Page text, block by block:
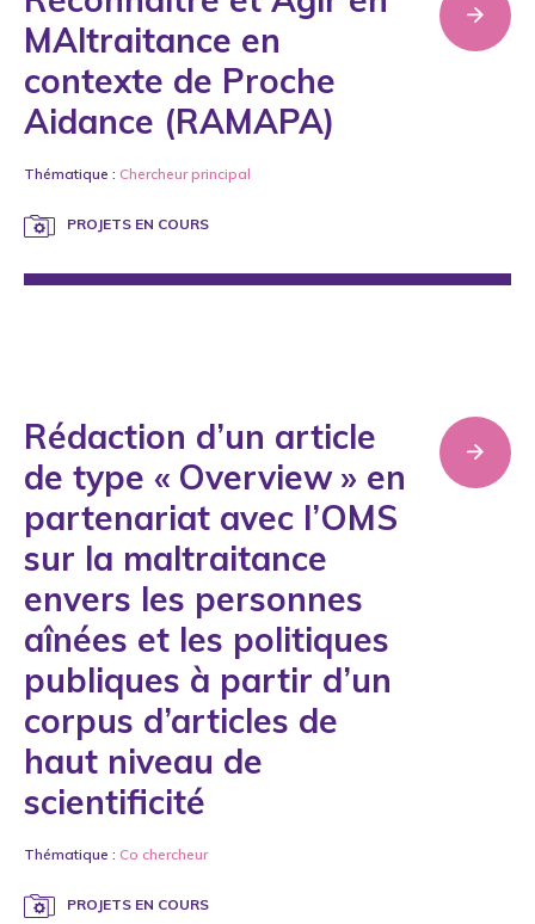
MAltraitance en
contexte de Proche
Aidance (RAMAPA)
Thématique : Chercheur principal
PROJETS EN COURS
Rédaction d’un article
de type « Overview » en
partenariat avec l’OMS
sur la maltraitance
envers les personnes
aînées et les politiques
publiques à partir d’un
corpus d’articles de
haut niveau de
scientificité
Thématique : Co chercheur
PROJETS EN COURS